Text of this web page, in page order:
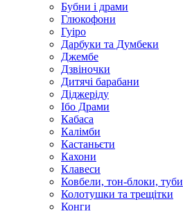
Бубни і драми
Глюкофони
Гуіро
Дарбуки та Думбеки
Джембе
Дзвіночки
Дитячі барабани
Діджеріду
Ібо Драми
Кабаса
Калімби
Кастаньєти
Кахони
Клавеси
Ковбели, тон-блоки, туби
Колотушки та трещітки
Конги